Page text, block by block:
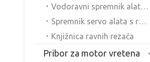
Vodoravni spremnik alata s diskom
Spremnik servo alata s rotirajućim diskom
Knjižnica ravnih rezača
Pribor za motor vretena